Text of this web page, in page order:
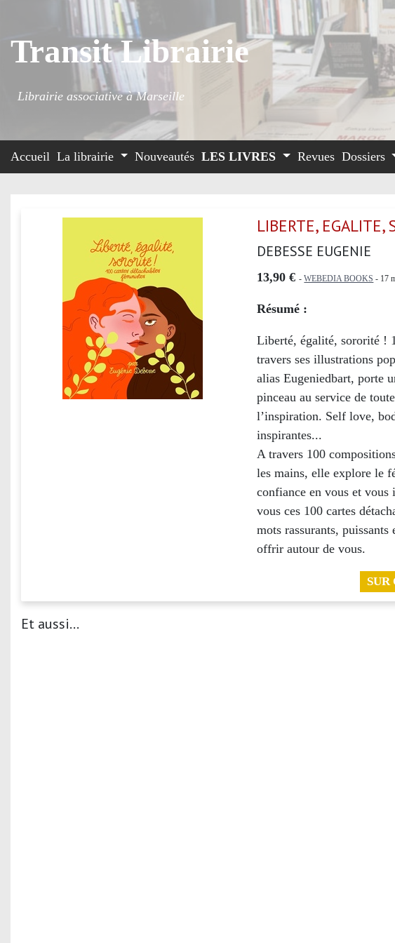
Transit Librairie
Librairie associative à Marseille
Accueil La librairie Nouveautés LES LIVRES Revues Dossiers
LIBERTE, EGALITE,
DEBESSE EUGENIE
13,90 € -WEBEDIA BOOKS - 17
Résumé :
Liberté, égalité, sororité !
travers ses illustrations
alias Eugeniedbart, porte
pinceau au service de
l’inspiration. Self love,
inspirantes...
A travers 100
les mains, elle explore le
confiance en vous et
vous ces 100 cartes
mots rassurants,
offrir autour de vous.
SUR
Et aussi...